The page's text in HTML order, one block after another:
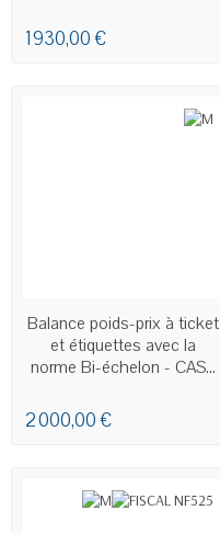
1 930,00 €
EN STOCK - LIVRAISON SOUS
24H00 À 48H00
Balance poids-prix à ticket
et étiquettes avec la
norme Bi-échelon - CAS...
2 000,00 €